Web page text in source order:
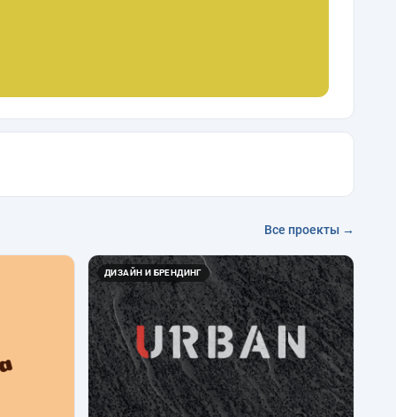
Все проекты →
ДИЗАЙН И БРЕНДИНГ